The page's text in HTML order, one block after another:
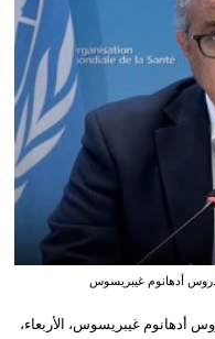
أدهانوم غيبريسوس
أدهانوم غيبريسوس، الأربعاء،